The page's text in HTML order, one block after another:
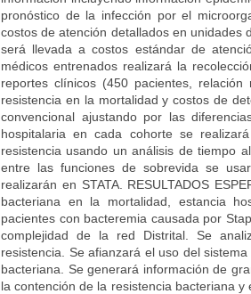
pronóstico de la infección por el
costos de atención detallados en unidades
será llevada a costos estándar de
médicos entrenados realizará la
reportes clínicos (450 pacientes,
resistencia en la mortalidad y costos de
convencional ajustando por las
hospitalaria en cada cohorte se
resistencia usando un análisis de tiempo
entre las funciones de sobrevida se
realizarán en STATA. RESULTADOS
bacteriana en la mortalidad, estancia
pacientes con bacteremia causada por
complejidad de la red Distrital. Se
resistencia. Se afianzará el uso del
bacteriana. Se generará información de
la contención de la resistencia bacteriana